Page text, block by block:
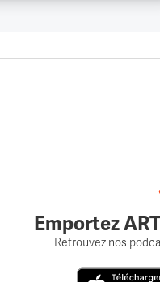
Emportez
Retrouvez nos